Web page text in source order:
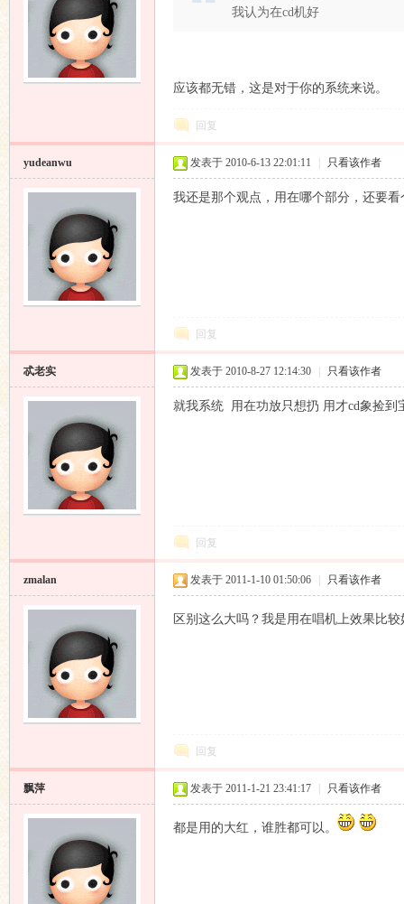
我认为在cd机好
应该都无错，这是对于你的系统来说。
回复
yudeanwu 发表于 2010-6-13 22:01:11 只看该作者
我还是那个观点，用在哪个部分，还要
回复
忒老实 发表于 2010-8-27 12:14:30 只看该作者
就我系统 用在功放只想扔 用才cd象捡到
回复
zmalan 发表于 2011-1-10 01:50:06 只看该作者
区别这么大吗？我是用在唱机上效果比
回复
飘萍 发表于 2011-1-21 23:41:17 只看该作者
都是用的大红，谁胜都可以。